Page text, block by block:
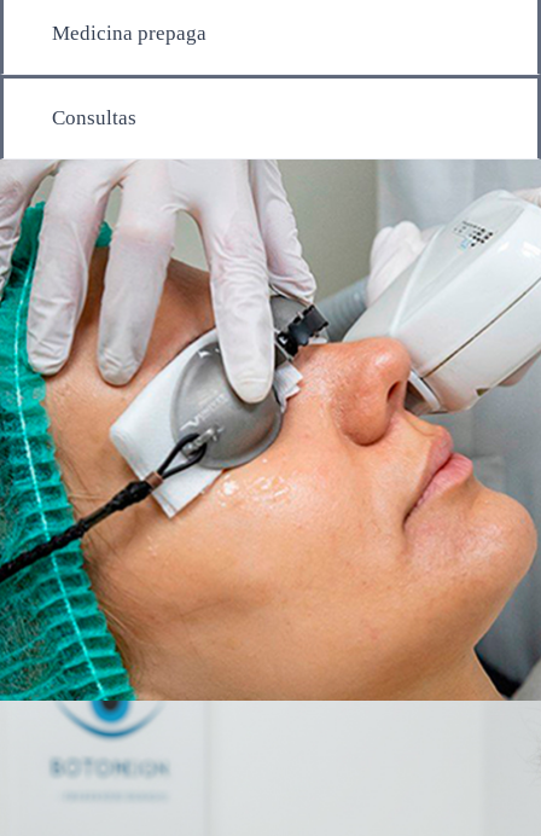
Medicina prepaga
Consultas